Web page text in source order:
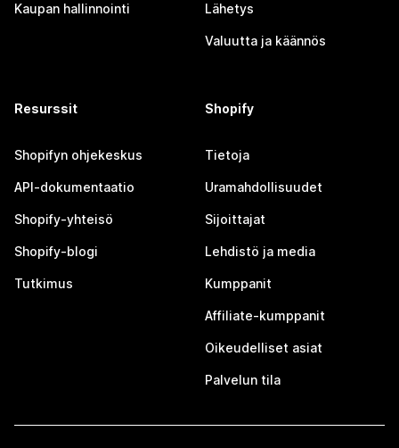
Kaupan hallinnointi Lähetys
Valuutta ja käännös
Resurssit
Shopifyn ohjekeskus
API-dokumentaatio
Shopify-yhteisö
Shopify-blogi
Tutkimus
Shopify
Tietoja
Uramahdollisuudet
Sijoittajat
Lehdistö ja media
Kumppanit
Affiliate-kumppanit
Oikeudelliset asiat
Palvelun tila